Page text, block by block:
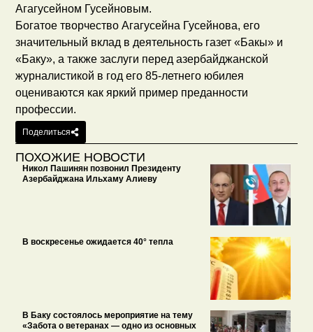
Агагусейном Гусейновым.
Богатое творчество Агагусейна Гусейнова, его
значительный вклад в деятельность газет «Бакы» и
«Баку», а также заслуги перед азербайджанской
журналистикой в год его 85-летнего юбилея
оцениваются как яркий пример преданности
профессии.
Поделиться
ПОХОЖИЕ НОВОСТИ
Никол Пашинян позвонил Президенту
Азербайджана Ильхаму Алиеву
В воскресенье ожидается 40° тепла
В Баку состоялось мероприятие на тему
«Забота о ветеранах — одно из основных